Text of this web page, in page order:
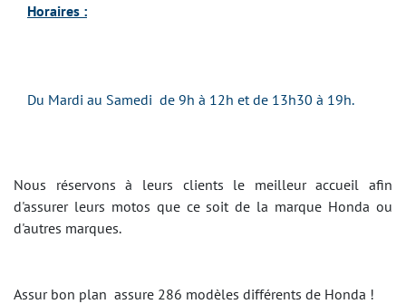
Horaires :
Du Mardi au Samedi de 9h à 12h et de 13h30 à 19h.
Nous réservons à leurs clients le meilleur accueil afin
d'assurer leurs motos que ce soit de la marque Honda ou
d'autres marques.
Assur bon plan assure 286 modèles différents de Honda !